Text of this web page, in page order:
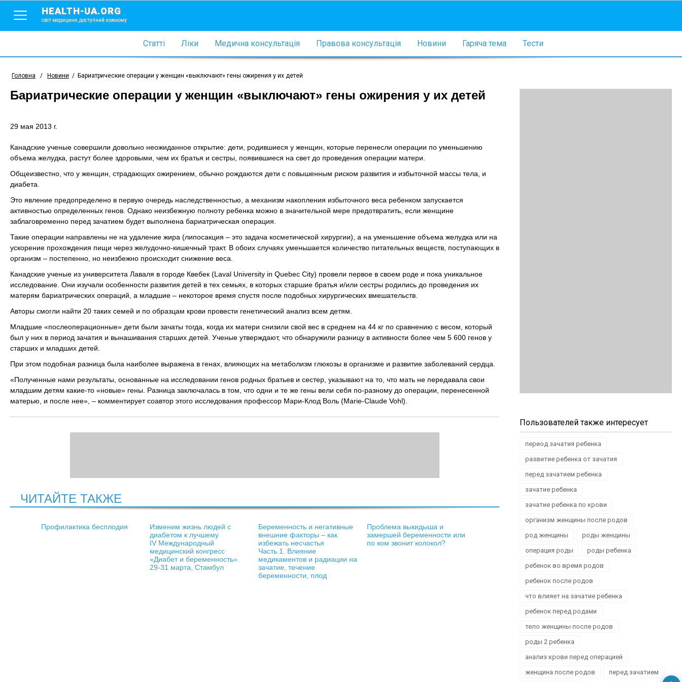
HEALTH-UA.ORG
світ медицини, доступний кожному
Статті Ліки Медична консультація Правова консультація Новини Гаряча тема Тести
Головна / Новини / Бариатрические операции у женщин «выключают» гены ожирения у их детей
Бариатрические операции у женщин «выключают» гены ожирения у их детей
29 мая 2013 г.
Канадские ученые совершили довольно неожиданное открытие: дети, родившиеся у женщин, которые перенесли операции по уменьшению
объема желудка, растут более здоровыми, чем их братья и сестры, появившиеся на свет до проведения операции матери.
Общеизвестно, что у женщин, страдающих ожирением, обычно рождаются дети с повышенным риском развития и избыточной массы тела, и
диабета.
Это явление предопределено в первую очередь наследственностью, а механизм накопления избыточного веса ребенком запускается
активностью определенных генов. Однако неизбежную полноту ребенка можно в значительной мере предотвратить, если женщине
заблаговременно перед зачатием будет выполнена бариатрическая операция.
Такие операции направлены не на удаление жира (липосакция – это задача косметической хирургии), а на уменьшение объема желудка или на
ускорение прохождения пищи через желудочно-кишечный тракт. В обоих случаях уменьшается количество питательных веществ, поступающих в
организм – постепенно, но неизбежно происходит снижение веса.
Канадские ученые из университета Лаваля в городе Квебек (Laval University in Quebec City) провели первое в своем роде и пока уникальное
исследование. Они изучали особенности развития детей в тех семьях, в которых старшие братья и/или сестры родились до проведения их
матерям бариатрических операций, а младшие – некоторое время спустя после подобных хирургических вмешательств.
Авторы смогли найти 20 таких семей и по образцам крови провести генетический анализ всем детям.
Младшие «послеоперационные» дети были зачаты тогда, когда их матери снизили свой вес в среднем на 44 кг по сравнению с весом, который
был у них в период зачатия и вынашивания старших детей. Ученые утверждают, что обнаружили разницу в активности более чем 5 600 генов у
старших и младших детей.
При этом подобная разница была наиболее выражена в генах, влияющих на метаболизм глюкозы в организме и развитие заболеваний сердца.
«Полученные нами результаты, основанные на исследовании генов родных братьев и сестер, указывают на то, что мать не передавала свои
младшим детям какие-то «новые» гены. Разница заключалась в том, что одни и те же гены вели себя по-разному до операции, перенесенной
матерью, и после нее», – комментирует соавтор этого исследования профессор Мари-Клод Воль (Marie-Claude Vohl).
ЧИТАЙТЕ ТАКЖЕ
Профилактика бесплодия
Изменим жизнь людей с
диабетом к лучшему
IV Международный
медицинский конгресс
«Диабет и беременность».
29-31 марта, Стамбул
Беременность и негативные
внешние факторы – как
избежать несчастья
Часть 1. Влияние
медикаментов и радиации на
зачатие, течение
беременности, плод
Проблема выкидыша и
замершей беременности или
по ком звонит колокол?
Пользователей также интересует
период зачатия ребенка
развитие ребенка от зачатия
перед зачатием ребенка
зачатие ребенка
зачатие ребенка по крови
организм женщины после родов
род женщины
роды женщины
операция роды
роды ребенка
ребенок во время родов
ребенок после родов
что влияет на зачатие ребенка
ребенок перед родами
тело женщины после родов
роды 2 ребенка
анализ крови перед операцией
женщина после родов
перед зачатием